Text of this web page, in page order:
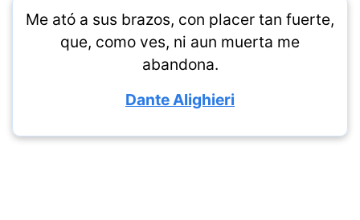
Me ató a sus brazos, con placer tan fuerte,
que, como ves, ni aun muerta me
abandona.
Dante Alighieri